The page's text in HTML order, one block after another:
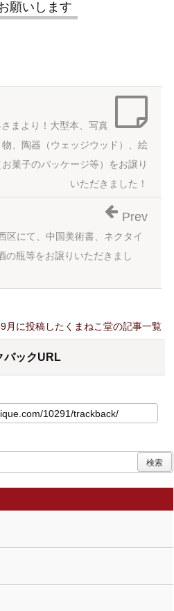
願いします
まより！大型本、写真
、陶器（ウェッジウッド）、絵
菓子のパッケージ等）をお譲り
いただきました！
区にて、中国美術書、ネクタイ
の瓶等をお譲りいただきまし
Prev
月に投稿したくまねこ堂の記事一覧
バックURL